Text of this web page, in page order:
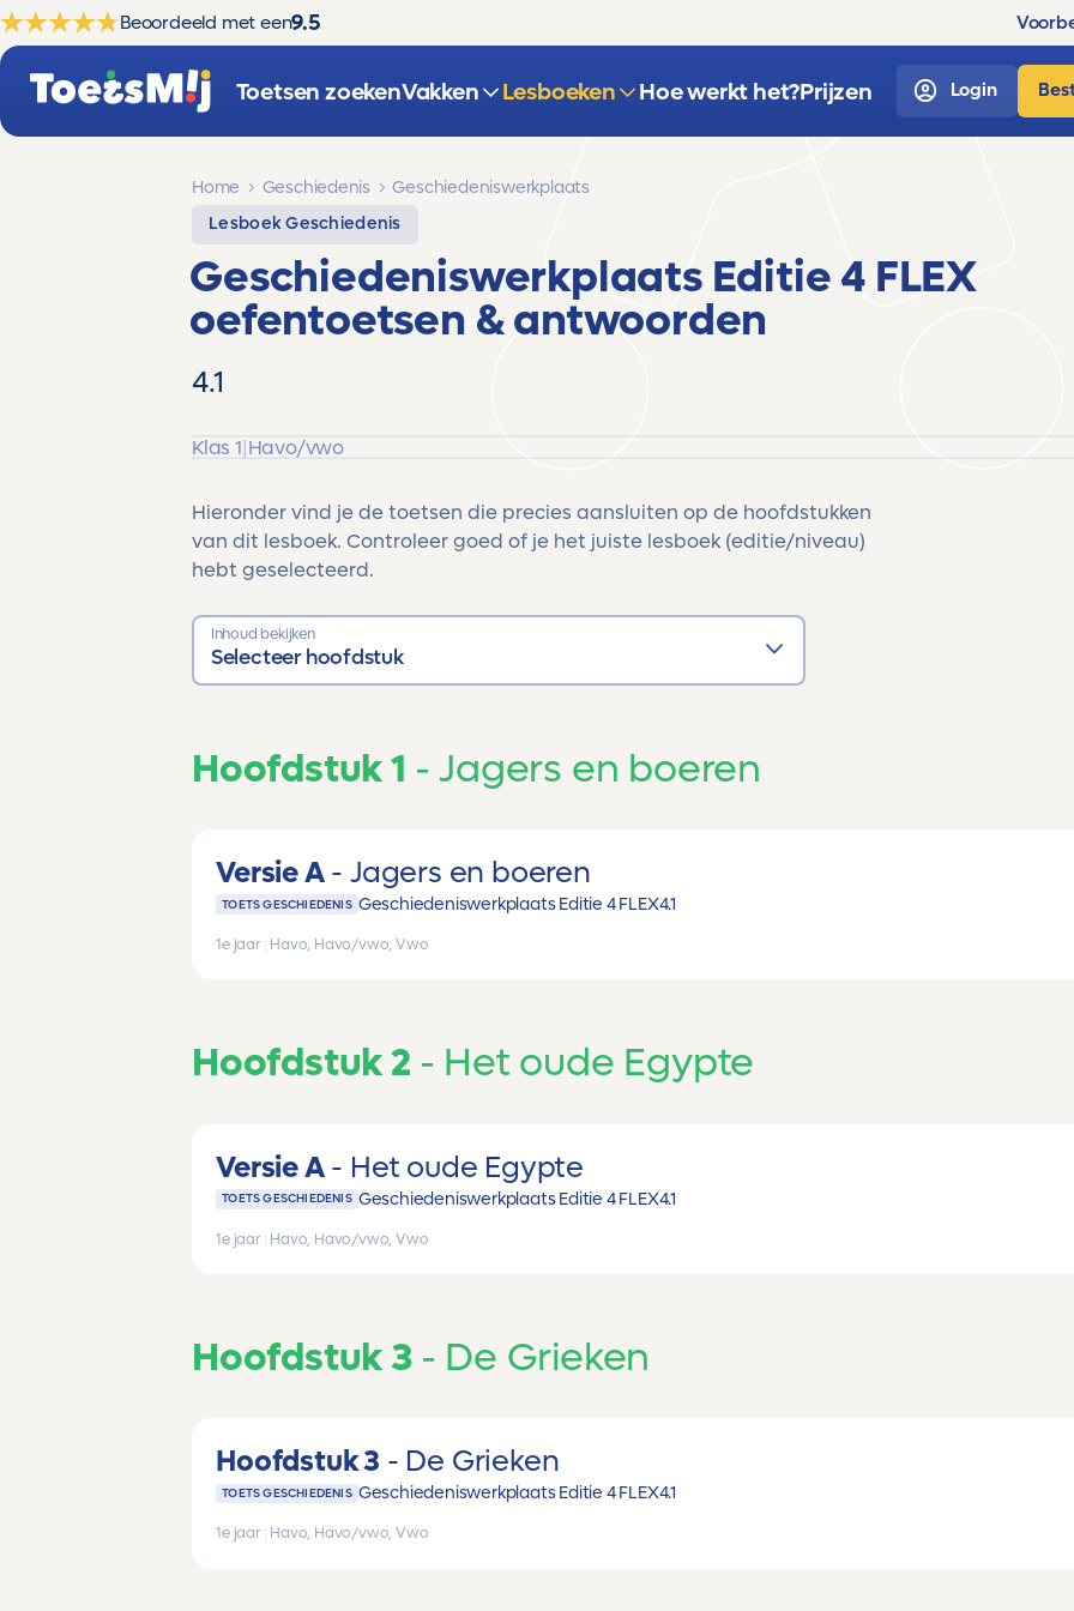
Beoordeeld met een9.5
Toetsen zoekenVakken Lesboeken Hoe werkt het?Prijzen Login
Home Geschiedenis
Geschiedeniswerkplaats
Lesboek Geschiedenis
Geschiedeniswerkplaats Editie 4 FLEX
oefentoetsen & antwoorden
4.1
Klas 1|Havo/vwo
Hieronder vind je de toetsen die precies aansluiten op de hoofdstukken
van dit lesboek. Controleer goed of je het juiste lesboek (editie/niveau)
hebt geselecteerd.
Inhoud bekijken
Selecteer hoofdstuk
Hoofdstuk 1 Jagers en boeren
Versie A Jagers en boeren
TOETS GESCHIEDENIS Geschiedeniswerkplaats Editie 4 FLEX4.1
1e jaar Havo, Havo/vwo, Vwo
Hoofdstuk 2 Het oude Egypte
Versie A Het oude Egypte
TOETS GESCHIEDENIS Geschiedeniswerkplaats Editie 4 FLEX4.1
1e jaar Havo, Havo/vwo, Vwo
Hoofdstuk 3 De Grieken
Hoofdstuk 3 De Grieken
TOETS GESCHIEDENIS Geschiedeniswerkplaats Editie 4 FLEX4.1
1e jaar Havo, Havo/vwo, Vwo